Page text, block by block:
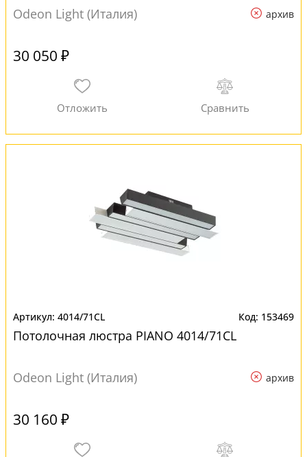
Odeon Light (Италия) архив
30 050 ₽
4014/71CL 153469
Потолочная люстра PIANO 4014/71CL
Odeon Light (Италия) архив
30 160 ₽